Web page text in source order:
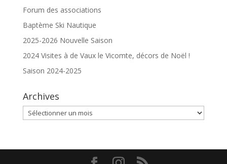
Forum des associations
Baptème Ski Nautique
2025-2026 Nouvelle Saison
2024 Visites à de Vaux le Vicomte, décors de Noël !
Saison 2024-2025
Archives
Archives